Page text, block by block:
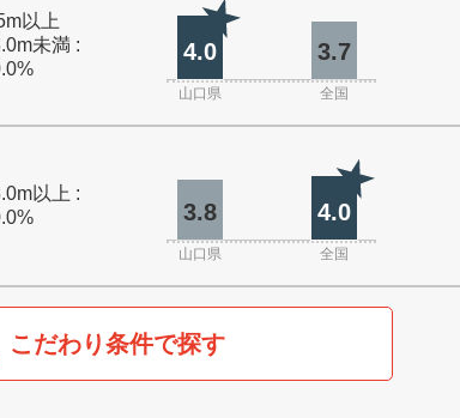
以上
未満 :
4.0 3.7
山口県 全国
以上 :
3.8 4.0
山口県 全国
こだわり条件で探す